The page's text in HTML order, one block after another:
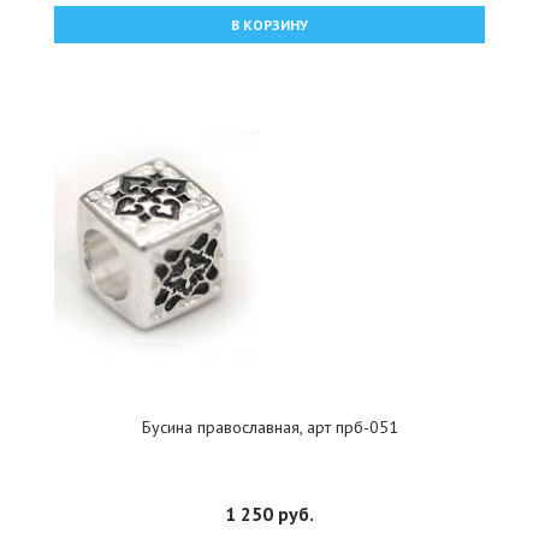
В КОРЗИНУ
Бусина православная, арт прб-051
1 250 руб.